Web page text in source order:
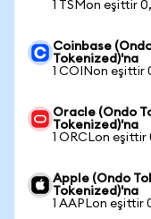
1 TSMon eşittir
Coinbase
Tokenized)'na
1 COINon eşittir
Oracle (Ondo
Tokenized)'na
1 ORCLon eşittir
Apple (Ondo
Tokenized)'na
1 AAPLon eşittir